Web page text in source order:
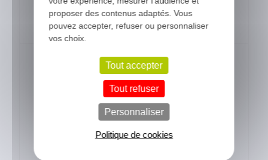
12h30 et de 14h à 17h
Par mail, via notre formulaire de
contact
Nous contacter
proposer des contenus adaptés. Vous
pouvez accepter, refuser ou personnaliser
vos choix.
Tout accepter
Tout refuser
Personnaliser
Politique de cookies